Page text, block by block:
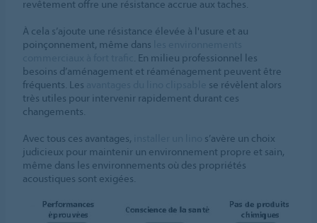
revêtement offre une résistance accrue aux taches.
À cela s’ajoute une résistance élevée à l'usure et au
poinçonnement, même dans
. En milieu professionnel les
besoins d’aménagement et réaménagement peuvent être
fréquents. Les
se révèlent alors
très utiles pour intervenir rapidement durant ces
changements.
Avec tous ces avantages,
s’avère un choix
judicieux pour maintenir un environnement propre et sain,
même dans les environnements où des propriétés
acoustiques sont exigées.